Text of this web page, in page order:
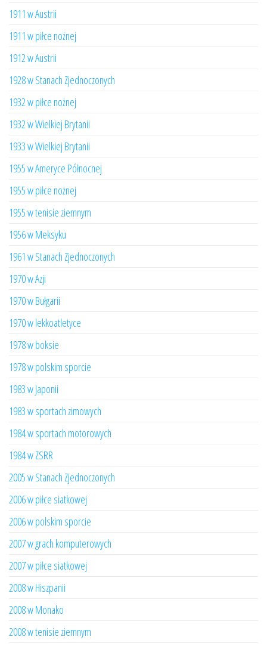
1911 w Austrii
1911 w piłce nożnej
1912 w Austrii
1928 w Stanach Zjednoczonych
1932 w piłce nożnej
1932 w Wielkiej Brytanii
1933 w Wielkiej Brytanii
1955 w Ameryce Północnej
1955 w piłce nożnej
1955 w tenisie ziemnym
1956 w Meksyku
1961 w Stanach Zjednoczonych
1970 w Azji
1970 w Bułgarii
1970 w lekkoatletyce
1978 w boksie
1978 w polskim sporcie
1983 w Japonii
1983 w sportach zimowych
1984 w sportach motorowych
1984 w ZSRR
2005 w Stanach Zjednoczonych
2006 w piłce siatkowej
2006 w polskim sporcie
2007 w grach komputerowych
2007 w piłce siatkowej
2008 w Hiszpanii
2008 w Monako
2008 w tenisie ziemnym